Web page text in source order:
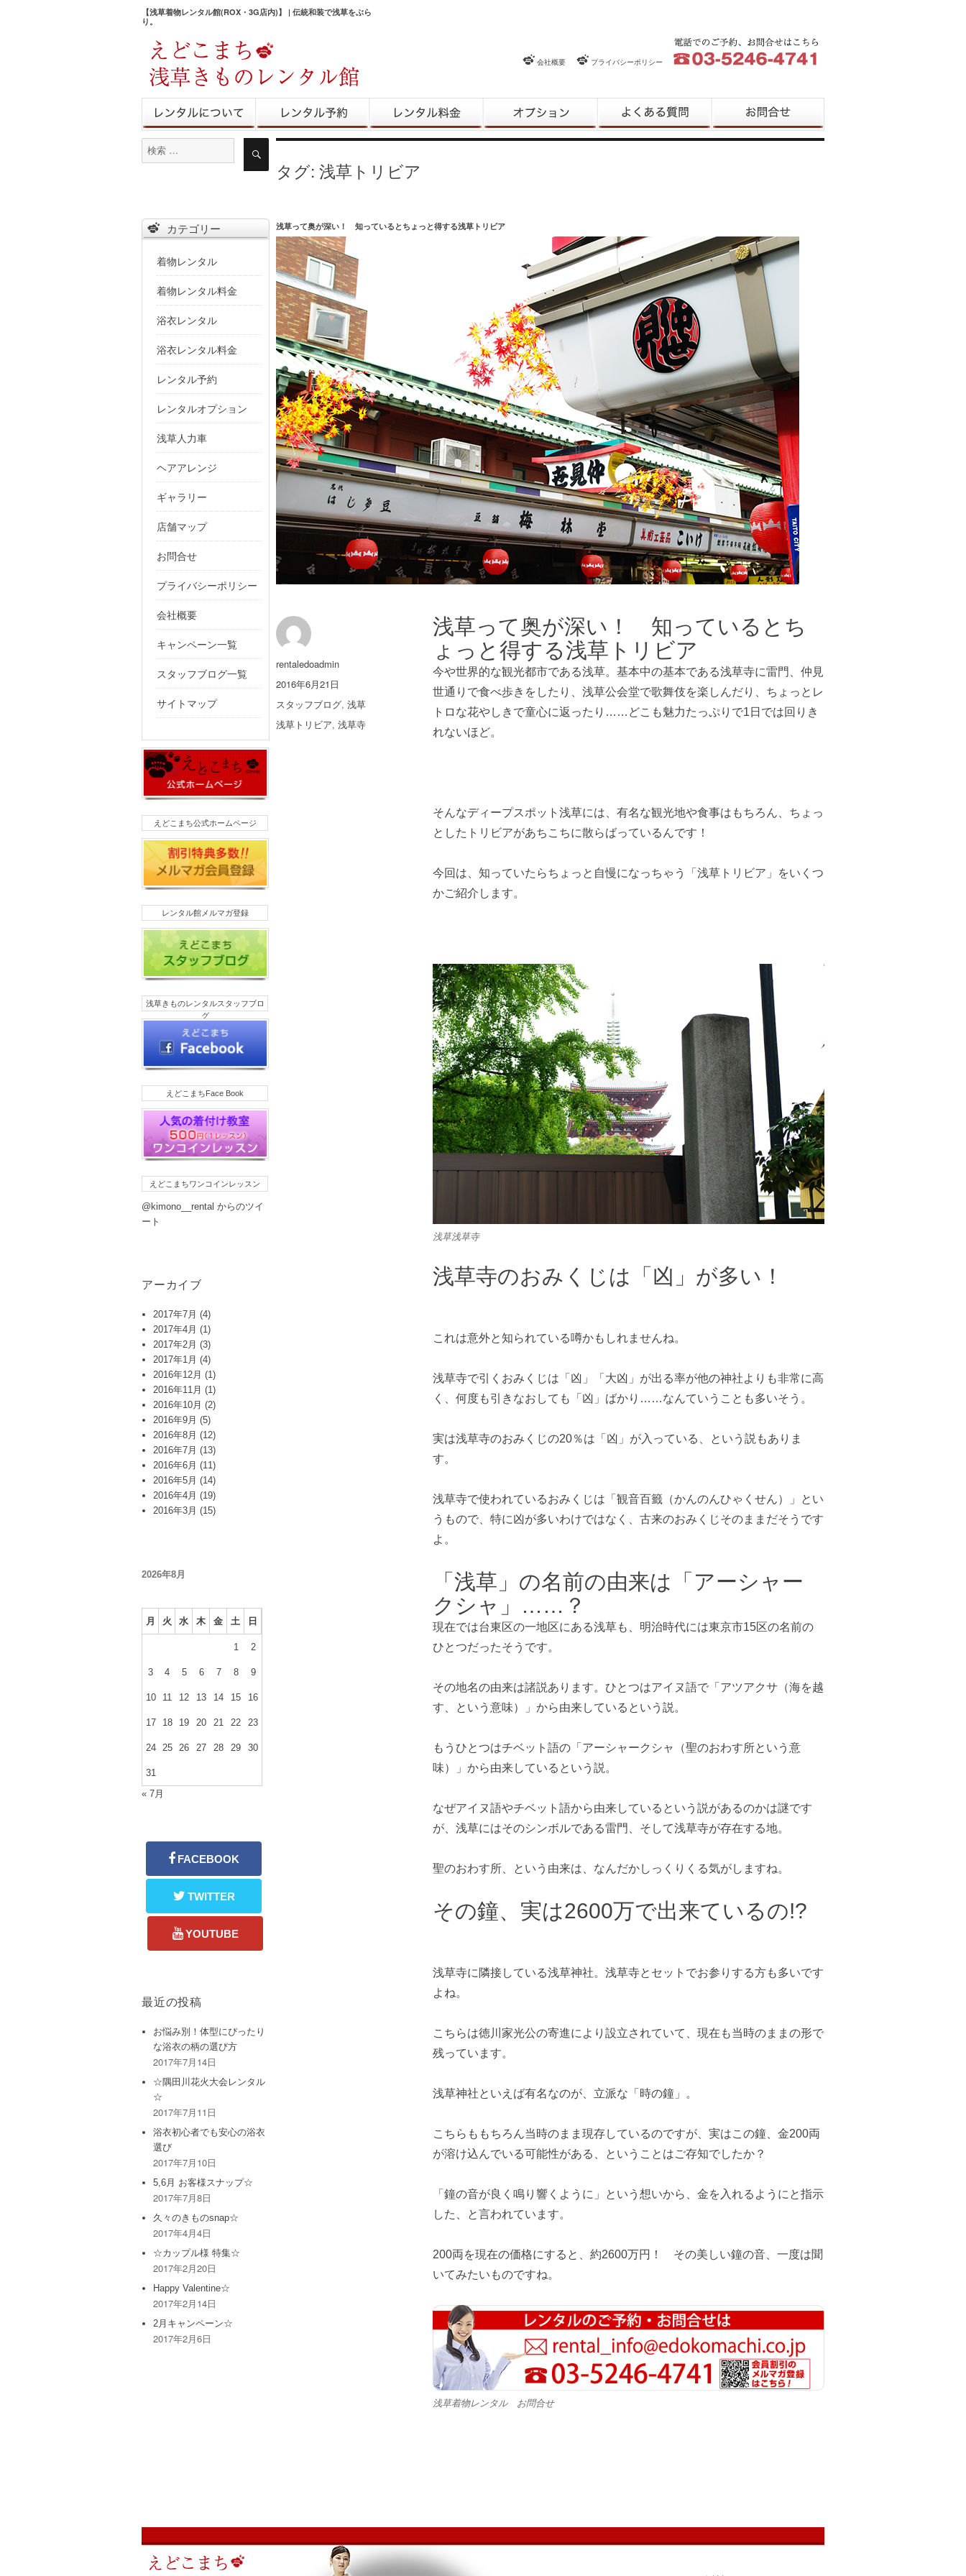
【浅草着物レンタル館(ROX・3G店内)】 | 伝統和装で浅草をぶら
り。
会社概要 プライバシーポリシー
きものレンタル レンタル予約 レンタル料金 レンタルオプション よくある質問 お問合せ
タグ: 浅草トリビア
浅草って奥が深い！ 知っているとちょっと得する浅草トリビア
浅草って奥が深い！ 知っているとち
ょっと得する浅草トリビア
今や世界的な観光都市である浅草。基本中の基本である浅草寺に雷門、仲見
世通りで食べ歩きをしたり、浅草公会堂で歌舞伎を楽しんだり、ちょっとレ
トロな花やしきで童心に返ったり……どこも魅力たっぷりで1日では回りき
れないほど。
そんなディープスポット浅草には、有名な観光地や食事はもちろん、ちょっ
としたトリビアがあちこちに散らばっているんです！
今回は、知っていたらちょっと自慢になっちゃう「浅草トリビア」をいくつ
かご紹介します。
浅草浅草寺
浅草寺のおみくじは「凶」が多い！
これは意外と知られている噂かもしれませんね。
浅草寺で引くおみくじは「凶」「大凶」が出る率が他の神社よりも非常に高
く、何度も引きなおしても「凶」ばかり……なんていうことも多いそう。
実は浅草寺のおみくじの20％は「凶」が入っている、という説もありま
す。
浅草寺で使われているおみくじは「観音百籤（かんのんひゃくせん）」とい
うもので、特に凶が多いわけではなく、古来のおみくじそのままだそうです
よ。
「浅草」の名前の由来は「アーシャー
クシャ」……？
現在では台東区の一地区にある浅草も、明治時代には東京市15区の名前の
ひとつだったそうです。
その地名の由来は諸説あります。ひとつはアイヌ語で「アツアクサ（海を越
す、という意味）」から由来しているという説。
もうひとつはチベット語の「アーシャークシャ（聖のおわす所という意
味）」から由来しているという説。
なぜアイヌ語やチベット語から由来しているという説があるのかは謎です
が、浅草にはそのシンボルである雷門、そして浅草寺が存在する地。
聖のおわす所、という由来は、なんだかしっくりくる気がしますね。
その鐘、実は2600万で出来ているの!?
浅草寺に隣接している浅草神社。浅草寺とセットでお参りする方も多いです
よね。
こちらは徳川家光公の寄進により設立されていて、現在も当時のままの形で
残っています。
浅草神社といえば有名なのが、立派な「時の鐘」。
こちらももちろん当時のまま現存しているのですが、実はこの鐘、金200両
が溶け込んでいる可能性がある、ということはご存知でしたか？
「鐘の音が良く鳴り響くように」という想いから、金を入れるようにと指示
した、と言われています。
200両を現在の価格にすると、約2600万円！ その美しい鐘の音、一度は聞
いてみたいものですね。
浅草着物レンタル お問合せ
投
稿
rentaledoadmin
投
稿
日:
2016年6月21日
カ
テ
ゴ
スタッフブログ, 浅草
タ
浅草トリビア, 浅草寺
検
索
カテゴリー
着物レンタル
着物レンタル料金
浴衣レンタル
浴衣レンタル料金
レンタル予約
レンタルオプション
浅草人力車
ヘアアレンジ
ギャラリー
店舗マップ
お問合せ
プライバシーポリシー
会社概要
キャンペーン一覧
スタッフブログ一覧
サイトマップ
えどこまち公式ホームページ
レンタル館メルマガ登録
浅草きものレンタルスタッフブロ
グ
えどこまちFace Book
えどこまちワンコインレッスン
@kimono__rental からのツイ
ート
アーカイブ
2017年7月 (4)
2017年4月 (1)
2017年2月 (3)
2017年1月 (4)
2016年12月 (1)
2016年11月 (1)
2016年10月 (2)
2016年9月 (5)
2016年8月 (12)
2016年7月 (13)
2016年6月 (11)
2016年5月 (14)
2016年4月 (19)
2016年3月 (15)
2026年8月
月 火 水 木 金 土 日
1 2
3 4 5 6 7 8 9
10 11 12 13 14 15 16
17 18 19 20 21 22 23
24 25 26 27 28 29 30
31
« 7月
最近の投稿
お悩み別！体型にぴったり
な浴衣の柄の選び方
2017年7月14日
☆隅田川花火大会レンタル
☆
2017年7月11日
浴衣初心者でも安心の浴衣
選び
2017年7月10日
5,6月 お客様スナップ☆
2017年7月8日
久々のきものsnap☆
2017年4月4日
☆カップル様 特集☆
2017年2月20日
Happy Valentine☆
2017年2月14日
2月キャンペーン☆
2017年2月6日